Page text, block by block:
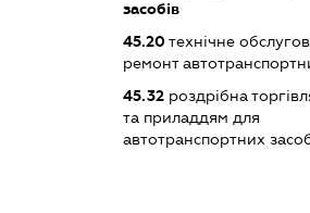
засобів
45.20технічне
ремонт
45.32роздрібна
та приладдям для
автотранспортних